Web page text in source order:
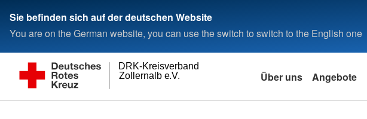
Sie befinden sich auf der deutschen Website
You are on the German website, you can use the switch to switch to the English one
Zollernalb e.V.
DRK-Kreisverband
Über uns Angebote